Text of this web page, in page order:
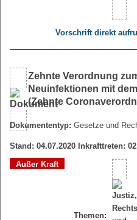
Vorschrift direkt
Zehnte Verordnung
Neuinfektionen mit
(Zehnte
Dokumententyp: Gesetze und
Stand: 04.07.2020 Inkrafttreten:
Außer Kraft
Themen: